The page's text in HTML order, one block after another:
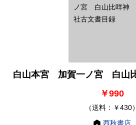
ノ宮 白山比咩神
社古文書目録
白山本宮 加賀一ノ宮 白山
￥990
（送料：￥430）
西秋書店